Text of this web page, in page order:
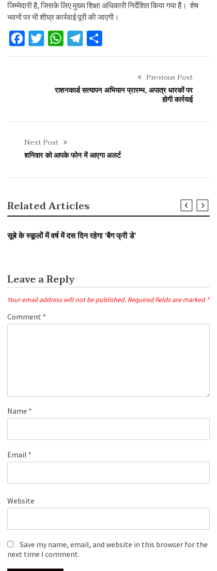
जिम्मेदारी है, जिसके लिए मुख्य शिक्षा अधिकारी निर्देशित किया गया हैै। शेष
भवनों पर भी शीघ्र कार्रवाई पूरी की जाएगी।
Facebook
Twitter
WhatsApp
Telegram
Previous Post
राशनकार्ड सत्यापन अभियान प्रारम्भ, अपात्र धारकों पर
होगी कार्रवाई
Next Post
शनिवार को आपके फोन में आएगा अलर्ट
Related Articles
सूबे के स्कूलों में वर्ष में दस दिन रहेगा ‘बैग फ्री डे’
Leave a Reply
Your email address will not be published. Required fields are marked *
Comment *
Name *
Email *
Website
Save my name, email, and website in this browser for the
next time I comment.